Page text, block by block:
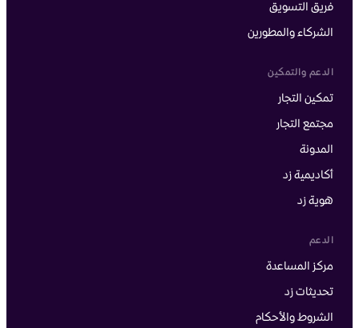
فريق التسويق
الشركاء والمطورين
الدعم والتمكين
تمكين التجار
مجتمع التجار
المدونة
أكاديمية زد
هوية زد
الدعم
مركز المساعدة
تحديثات زد
الشروط والأحكام